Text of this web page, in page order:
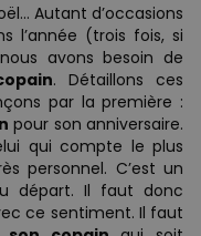
Autant d’occasions
l’année (trois fois, si
avons besoin de
. Détaillons ces
par la première :
pour son anniversaire.
qui compte le plus
personnel. C’est un
départ. Il faut donc
ce sentiment. Il faut